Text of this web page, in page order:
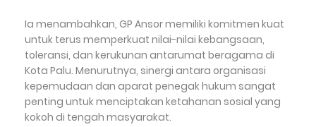
Ia menambahkan, GP Ansor memiliki komitmen kuat
untuk terus memperkuat nilai-nilai kebangsaan,
toleransi, dan kerukunan antarumat beragama di
Kota Palu. Menurutnya, sinergi antara organisasi
kepemudaan dan aparat penegak hukum sangat
penting untuk menciptakan ketahanan sosial yang
kokoh di tengah masyarakat.